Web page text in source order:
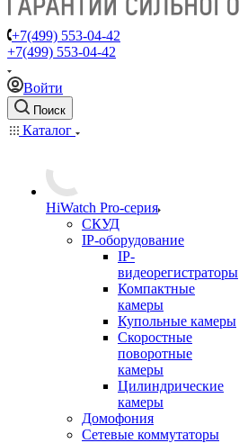
+7(499) 553-04-42
+7(499) 553-04-42
Войти
Поиск
Каталог
HiWatch Pro-серия
CКУД
IP-оборудование
IP-
видеорегистраторы
Компактные
камеры
Купольные камеры
Скоростные
поворотные
камеры
Цилиндрические
камеры
Домофония
Сетевые коммутаторы